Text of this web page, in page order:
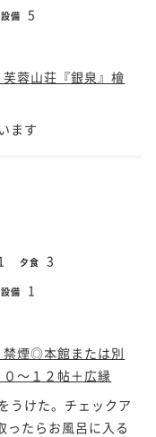
備 5
芙蓉山荘『銀泉』檜
ます
夕食 3
備 1
禁煙◎本館または別
～１２帖＋広縁
うけた。チェックア
ったらお風呂に入る